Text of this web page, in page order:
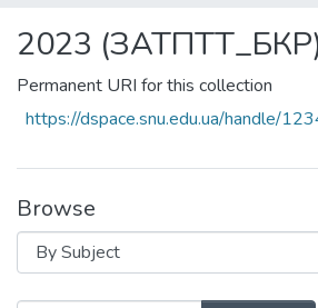
2023
Permanent URI for this collection
https://dspace.snu.edu.ua/handle/
Browse